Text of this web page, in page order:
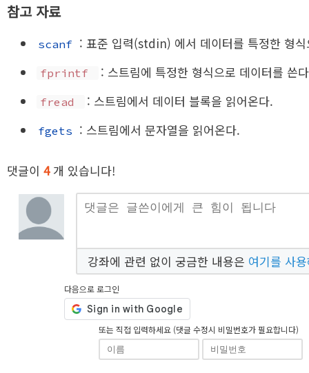
참고 자료
scanf : 표준 입력(stdin) 에서 데이터를 특정한 형
fprintf : 스트림에 특정한 형식으로 데이터를 쓴
fread : 스트림에서 데이터 블록을 읽어온다.
fgets : 스트림에서 문자열을 읽어온다.
댓글이 4개 있습니다!
강좌에 관련 없이 궁금한 내용은 여기를 사
다음으로 로그인
또는 직접 입력하세요 (댓글 수정시 비밀번호가 필요합니다)